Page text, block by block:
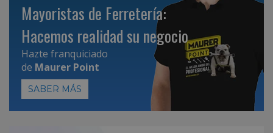
Mayoristas de Ferretería:
Hacemos realidad su negocio
Hazte franquiciado
de Maurer Point
SABER MÁS